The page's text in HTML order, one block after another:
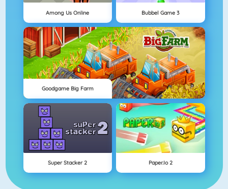
Among Us Online Bubbel Game 3
Goodgame Big Farm
Super Stacker 2 Paper.io 2